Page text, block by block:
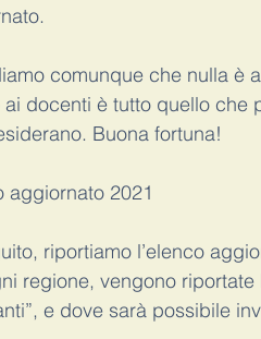
comunque che nulla è
ai docenti è tutto quello
Buona fortuna!
aggiornato 2021
riportiamo l’elenco
regione, vengono
e dove sarà possibile